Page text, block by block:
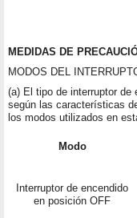
MEDIDAS DE
MODOS DEL
(a) El tipo de interruptor de
según las características
los modos utilizados en
Modo
Interruptor de encendido
en posición OFF